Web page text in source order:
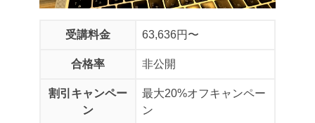
受講料金 63,636円〜
合格率 非公開
割引キャンペー
ン
最大20%オフキャンペー
ン